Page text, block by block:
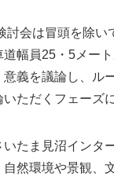
会は冒頭を除い
幅員25・5メー
義を議論し、ル
ただくフェーズ
たま見沼インタ
然環境や景観